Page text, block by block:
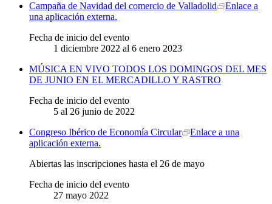
Campaña de Navidad del comercio de Valladolid
Enlace a
una aplicación externa.
Fecha de inicio del evento
1 diciembre 2022 al 6 enero 2023
MÚSICA EN VIVO TODOS LOS DOMINGOS DEL MES
DE JUNIO EN EL MERCADILLO Y RASTRO
Fecha de inicio del evento
5 al 26 junio de 2022
Congreso Ibérico de Economía Circular
Enlace a una
aplicación externa.
Abiertas las inscripciones hasta el 26 de mayo
Fecha de inicio del evento
27 mayo 2022